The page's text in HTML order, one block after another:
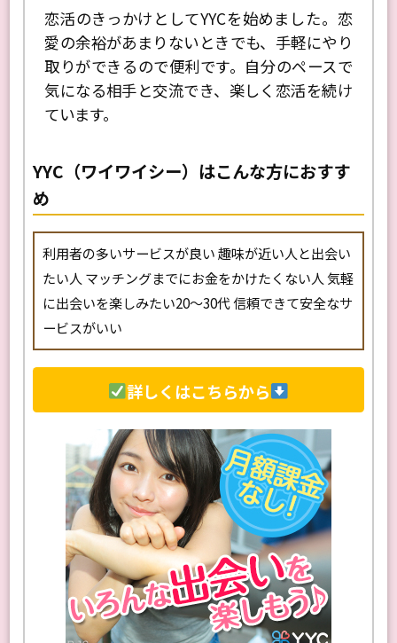
恋活のきっかけとしてYYCを始めました。恋
愛の余裕があまりないときでも、手軽にやり
取りができるので便利です。自分のペースで
気になる相手と交流でき、楽しく恋活を続け
ています。
YYC（ワイワイシー）はこんな方におすす
め
利用者の多いサービスが良い 趣味が近い人と出会い
たい人 マッチングまでにお金をかけたくない人 気軽
に出会いを楽しみたい20〜30代 信頼できて安全なサ
ービスがいい
詳しくはこちらから